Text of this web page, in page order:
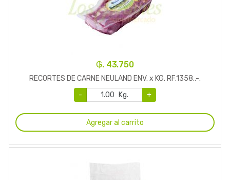
₲. 43.750
RECORTES DE CARNE NEULAND ENV. x KG. RF.1358..-.
-
Kg. +
Agregar al carrito